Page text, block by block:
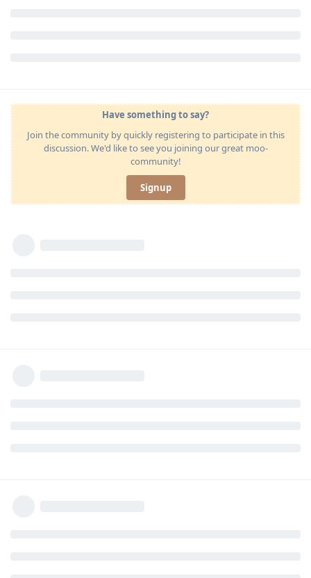
Have something to say?
Join the community by quickly registering to participate in this
discussion. We'd like to see you joining our great moo-
community!
Signup